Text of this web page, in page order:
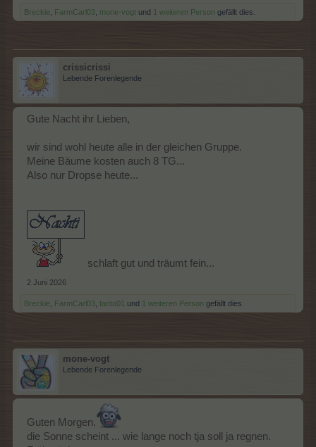
Breckie FarmCarl03 mone-vogt und 1 weiteren Person gefällt dies.
crissicrissi
Lebende Forenlegende
Gute Nacht ihr Lieben,
wir sind wohl heute alle in der gleichen Gruppe.
Meine Bäume kosten auch 8 TG...
Also nur Dropse heute...
schlaft gut und träumt fein...
2 Juni 2026
Breckie FarmCarl03 tanto01 und 1 weiteren Person gefällt dies.
mone-vogt
Lebende Forenlegende
Guten Morgen.
die Sonne scheint ... wie lange noch tja soll ja regnen.